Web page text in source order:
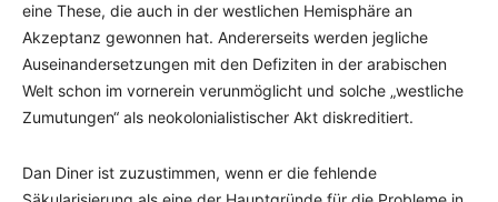
eine These, die auch in der westlichen Hemisphäre an
Akzeptanz gewonnen hat. Andererseits werden jegliche
Auseinandersetzungen mit den Defiziten in der arabischen
Welt schon im vornerein verunmöglicht und solche „westliche
Zumutungen“ als neokolonialistischer Akt diskreditiert.
Dan Diner ist zuzustimmen, wenn er die fehlende